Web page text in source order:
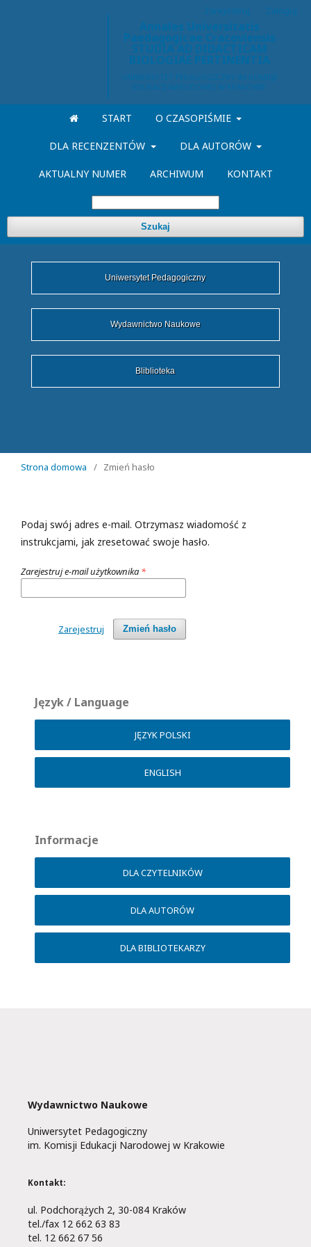
Annales Universitatis
Paedagogicae Cracoviensis
STUDIA AD DIDACTICAM
BIOLOGIAE PERTINENTIA
START O CZASOPIŚMIE
DLA RECENZENTÓW DLA AUTORÓW
AKTUALNY NUMER ARCHIWUM KONTAKT
Szukaj
Zarejestruj Zaloguj
Uniwersytet Pedagogiczny
Wydawnictwo Naukowe
Bliblioteka
Strona domowa / Zmień hasło
Podaj swój adres e-mail. Otrzymasz wiadomość z
instrukcjami, jak zresetować swoje hasło.
Zarejestruj e-mail użytkownika *
Zmień hasło
Zarejestruj
Język / Language
JĘZYK POLSKI
ENGLISH
Informacje
DLA CZYTELNIKÓW
DLA AUTORÓW
DLA BIBLIOTEKARZY
Wydawnictwo Naukowe
Uniwersytet Pedagogiczny
im. Komisji Edukacji Narodowej w Krakowie
Kontakt:
ul. Podchorążych 2, 30-084 Kraków
tel./fax 12 662 63 83
tel. 12 662 67 56